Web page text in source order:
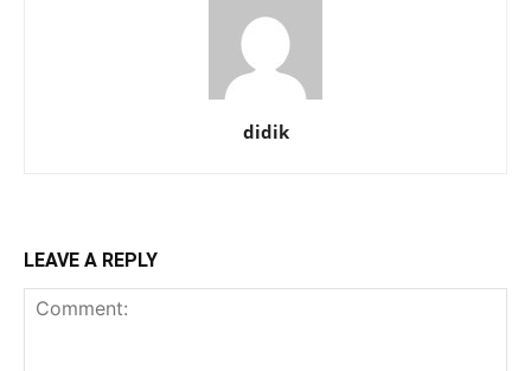
didik
LEAVE A REPLY